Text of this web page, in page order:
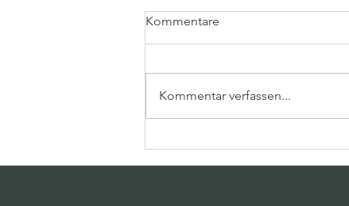
Kommentare
Kommentar verfassen...